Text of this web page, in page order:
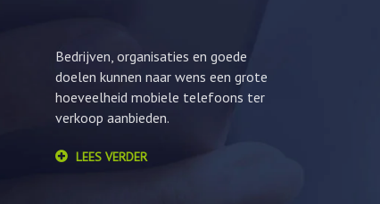
Bedrijven, organisaties en goede
doelen kunnen naar wens een grote
hoeveelheid mobiele telefoons ter
verkoop aanbieden.
LEES VERDER